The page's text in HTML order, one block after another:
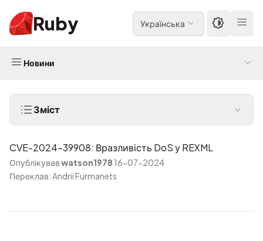
Ruby Українська
Новини
Зміст
CVE-2024-39908: Вразливість DoS у REXML
Опублікувавwatson1978 16-07-2024
Переклав: Andrii Furmanets